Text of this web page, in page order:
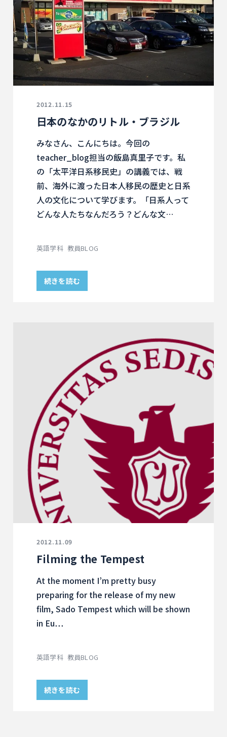
2012.11.15
日本のなかのリトル・ブラジル
みなさん、こんにちは。今回の
teacher_blog担当の飯島真里子です。私
の「太平洋日系移民史」の講義では、戦
前、海外に渡った日本人移民の歴史と日系
人の文化について学びます。「日系人って
どんな人たちなんだろう？どんな文…
英語学科 教員BLOG
続きを読む
2012.11.09
Filming the Tempest
At the moment I’m pretty busy
preparing for the release of my new
film, Sado Tempest which will be shown
in Eu…
英語学科 教員BLOG
続きを読む